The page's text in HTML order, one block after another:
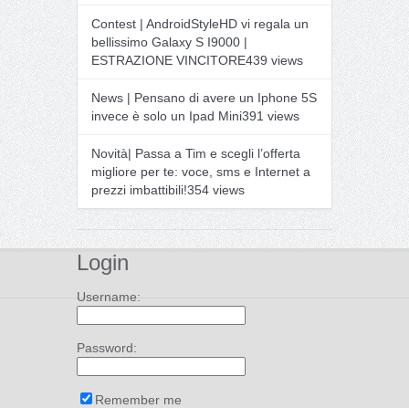
Contest | AndroidStyleHD vi regala un
bellissimo Galaxy S I9000 |
ESTRAZIONE VINCITORE439 views
News | Pensano di avere un Iphone 5S
invece è solo un Ipad Mini391 views
Novità| Passa a Tim e scegli l’offerta
migliore per te: voce, sms e Internet a
prezzi imbattibili!354 views
Login
Username:
Password:
Remember me